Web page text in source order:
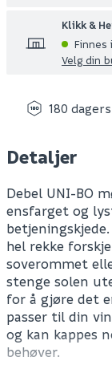
Klikk &
Finnes
Velg din
180
Detaljer
Debel UNI-BO
ensfarget og
hel rekke
soverommet
stenge solen
for å gjøre det
passer til din
og kan kappes
behøver.